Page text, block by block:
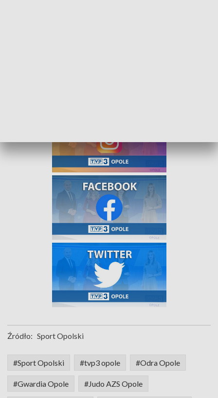
Źródło: Sport Opolski
#Sport Opolski #tvp3 opole #Odra Opole
#Gwardia Opole #Judo AZS Opole